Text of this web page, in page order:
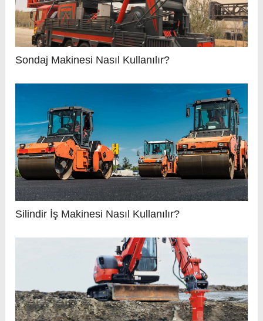
Sondaj Makinesi Nasıl Kullanılır?
Silindir İş Makinesi Nasıl Kullanılır?